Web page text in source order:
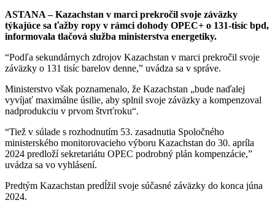
ASTANA – Kazachstan v marci prekročil svoje záväzky
týkajúce sa ťažby ropy v rámci dohody OPEC+ o 131-tisíc bpd,
informovala tlačová služba ministerstva energetiky.
“Podľa sekundárnych zdrojov Kazachstan v marci prekročil svoje
záväzky o 131 tisíc barelov denne,” uvádza sa v správe.
Ministerstvo však poznamenalo, že Kazachstan „bude naďalej
vyvíjať maximálne úsilie, aby splnil svoje záväzky a kompenzoval
nadprodukciu v prvom štvrťroku“.
“Tiež v súlade s rozhodnutím 53. zasadnutia Spoločného
ministerského monitorovacieho výboru Kazachstan do 30. apríla
2024 predloží sekretariátu OPEC podrobný plán kompenzácie,”
uvádza sa vo vyhlásení.
Predtým Kazachstan predĺžil svoje súčasné záväzky do konca júna
2024.